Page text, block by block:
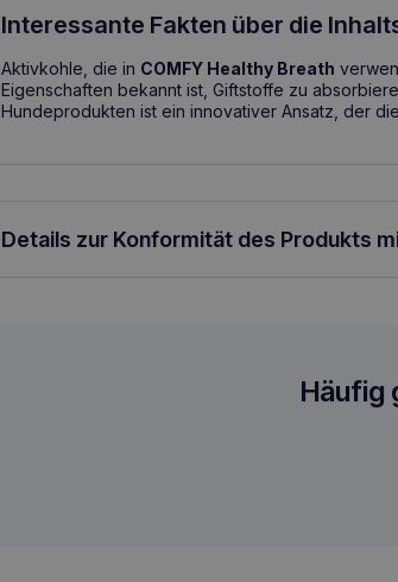
Interessante Fakten über die
Aktivkohle, die in COMFY Healthy Breath
Eigenschaften bekannt ist, Giftstoffe zu
Hundeprodukten ist ein innovativer Ansatz, der
Details zur Konformität des Produkts
Häufig